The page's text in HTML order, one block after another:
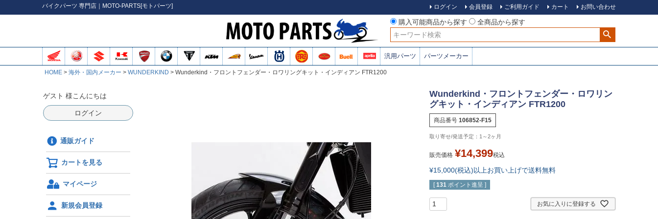
バイクパーツ 専門店｜MOTO-PARTS[モトパーツ] ログイン 会員登録 ご利用ガイド カート お問い合わせ
購入可能商品から探す
全商品から探す
検索
汎用パーツ パーツメーカー
HOME 海外・国内メーカー WUNDERKIND Wunderkind・フロントフェンダー・ロワリングキット・インディアン FTR1200
ゲスト 様こんにちは
ログイン
通販ガイド
カートを見る
マイページ
新規会員登録
Wunderkind・フロントフェンダー・ロワリン
グキット・インディアン FTR1200
商品番号 106852-F15
1～2ヶ月
販売価格 ¥14,399税込
¥15,000(税込)以上お買い上げで送料無料
[ 131 ポイント進呈 ]
お気に入りに登録する